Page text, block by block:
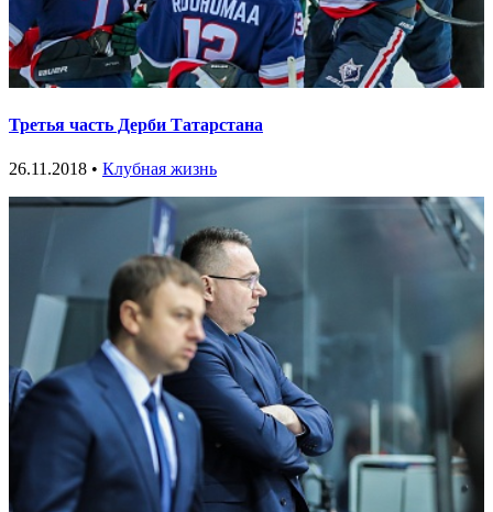
Третья часть Дерби Татарстана
26.11.2018 • Клубная жизнь